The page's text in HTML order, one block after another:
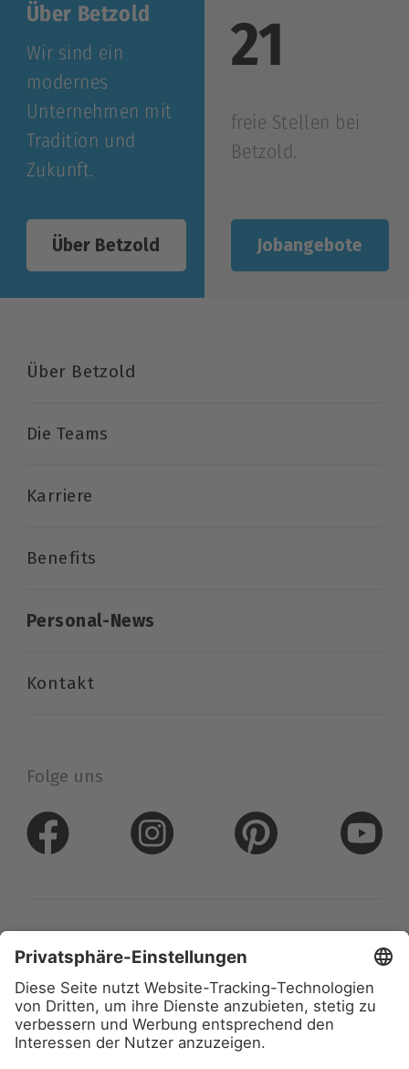
Über Betzold
Wir sind ein
modernes
Unternehmen mit
Tradition und
Zukunft.
Über Betzold
21
freie Stellen bei
Betzold.
Jobangebote
Über Betzold
Die Teams
Karriere
Benefits
Personal-News
Kontakt
Folge uns
Datenschutz
Impressum